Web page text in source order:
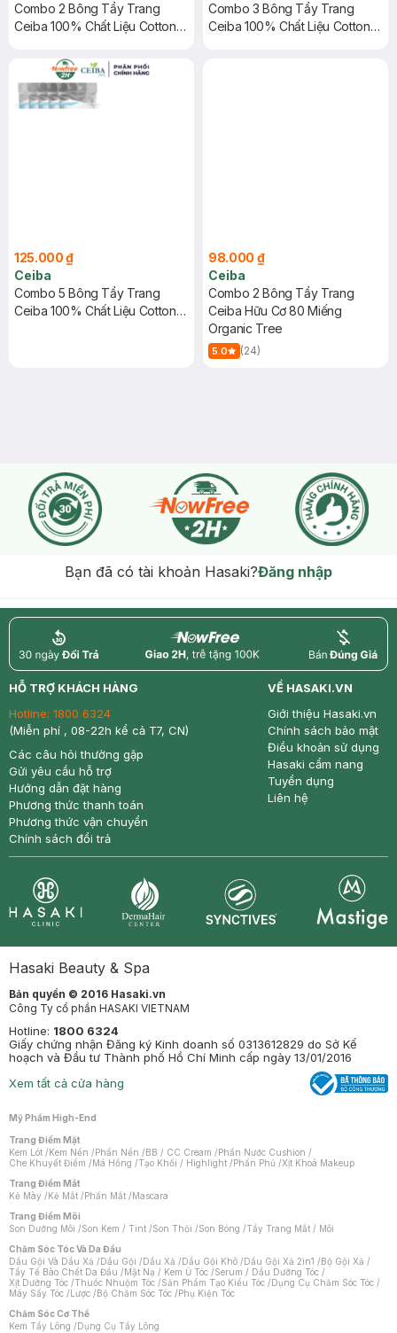
Combo 2 Bông Tẩy Trang
Ceiba 100% Chất Liệu Cotton
Combo 3 Bông Tẩy Trang
Ceiba 100% Chất Liệu Cotton
125.000 ₫
Ceiba
Combo 5 Bông Tẩy Trang
Ceiba 100% Chất Liệu Cotton
98.000 ₫
Ceiba
Combo 2 Bông Tẩy Trang
Ceiba Hữu Cơ 80 Miếng
Organic Tree
5.0 (24)
Bạn đã có tài khoản Hasaki?Đăng nhập
return nowfree price
HỖ TRỢ KHÁCH HÀNG
Hotline: 1800 6324
(Miễn phí , 08-22h kể cả T7, CN)
Các câu hỏi thường gặp
Gửi yêu cầu hỗ trợ
Hướng dẫn đặt hàng
Phương thức thanh toán
Phương thức vận chuyển
Chính sách đổi trả
VỀ HASAKI.VN
Giới thiệu Hasaki.vn
Chính sách bảo mật
Điều khoản sử dụng
Hasaki cẩm nang
Tuyển dụng
Liên hệ
Hasaki Beauty & Spa
Bản quyền © 2016 Hasaki.vn
Công Ty cổ phần HASAKI VIETNAM
Hotline: 1800 6324
Giấy chứng nhận Đăng ký Kinh doanh số 0313612829 do Sở Kế
hoạch và Đầu tư Thành phố Hồ Chí Minh cấp ngày 13/01/2016
Xem tất cả cửa hàng
Mỹ Phẩm High-End
Trang Điểm Mặt
Kem Lót /Kem Nền /Phấn Nền /BB / CC Cream /Phấn Nước Cushion /
Che Khuyết Điểm /Má Hồng /Tạo Khối / Highlight /Phấn Phủ /Xịt Khoá Makeup
Trang Điểm Mắt
Kẻ Mày /Kẻ Mắt /Phấn Mắt /Mascara
Trang Điểm Môi
Son Dưỡng Môi /Son Kem / Tint /Son Thỏi /Son Bóng /Tẩy Trang Mắt / Môi
Chăm Sóc Tóc Và Da Đầu
Dầu Gội Và Dầu Xả /Dầu Gội /Dầu Xả /Dầu Gội Khô /Dầu Gội Xả 2in1 /Bộ Gội Xả /
Tẩy Tế Bào Chết Da Đầu /Mặt Nạ / Kem Ủ Tóc /Serum / Dầu Dưỡng Tóc /
Xịt Dưỡng Tóc /Thuốc Nhuộm Tóc /Sản Phẩm Tạo Kiểu Tóc /Dụng Cụ Chăm Sóc Tóc /
Máy Sấy Tóc /Lược /Bộ Chăm Sóc Tóc /Phụ Kiện Tóc
Chăm Sóc Cơ Thể
Kem Tẩy Lông /Dụng Cụ Tẩy Lông